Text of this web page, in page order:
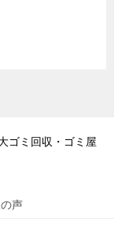
ゴミ回収・ゴミ屋
声